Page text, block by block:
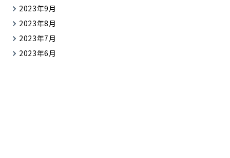
2023年9月
2023年8月
2023年7月
2023年6月